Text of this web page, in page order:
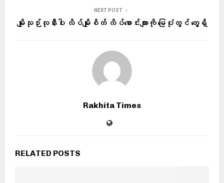
NEXT POST
မျိုးသုဉ်းလုနီးပါး လိပ်မျိုးစိတ် လိပ်စောင်းလျားကို မြေပုံတွင် တွေ့ရှိ
Rakhita Times
RELATED POSTS